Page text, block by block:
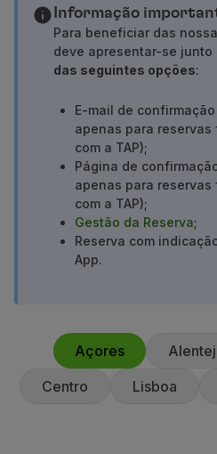
Conhecer o Programa
Acumular milhas
Utilizar milhas
Parceiros
Promoções e Ofertas
Central de ajuda
Perguntas frequentes
Pedidos e reclamações
Contactos
Informações úteis
Reembolsos
Fatura online
Informação
Para beneficiar das
deve apresentar-se junto
das seguintes opções:
E-mail de
apenas para
com a TAP);
Página de
apenas para
com a TAP);
Gestão da Reserva;
Reserva com
App.
Açores
Centro
Lisboa